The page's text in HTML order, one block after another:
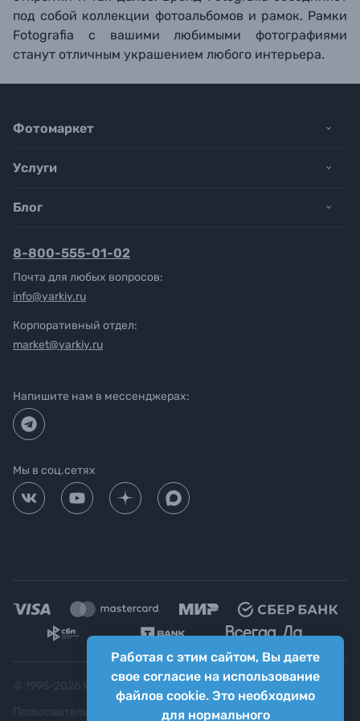
под собой коллекции фотоальбомов и рамок. Рамки
Fotografia с вашими любимыми фотографиями
станут отличным украшением любого интерьера.
Работая с этим сайтом, Вы даете
свое согласие на использование
файлов cookie. Это необходимо
для нормального
Фотомаркет
Услуги
Блог
8-800-555-01-02
Почта для любых вопросов:
info@yarkiy.ru
Корпоративный отдел:
market@yarkiy.ru
Напишите нам в мессенджерах:
Мы в соц.сетях
Яркий фотомаркет ("Яркий Мир")
Пользовательское соглашение